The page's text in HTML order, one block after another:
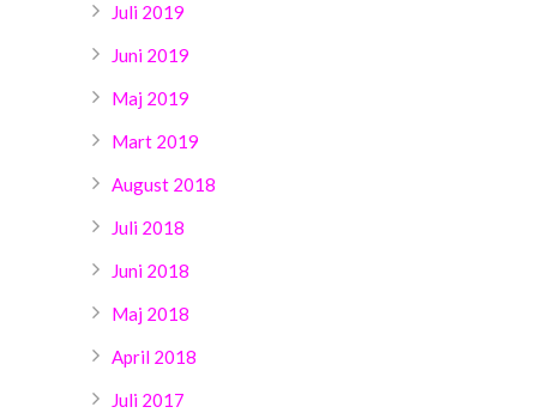
Juli 2019
Juni 2019
Maj 2019
Mart 2019
August 2018
Juli 2018
Juni 2018
Maj 2018
April 2018
Juli 2017